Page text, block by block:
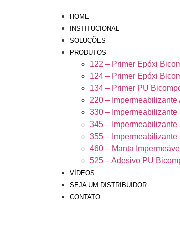
HOME
INSTITUCIONAL
SOLUÇÕES
PRODUTOS
122 – Primer Epóxi
124 – Primer Epóxi
134 – Primer PU
220 –
330 –
345 –
355 –
460 – Manta
525 – Adesivo PU
VÍDEOS
SEJA UM DISTRIBUIDOR
CONTATO